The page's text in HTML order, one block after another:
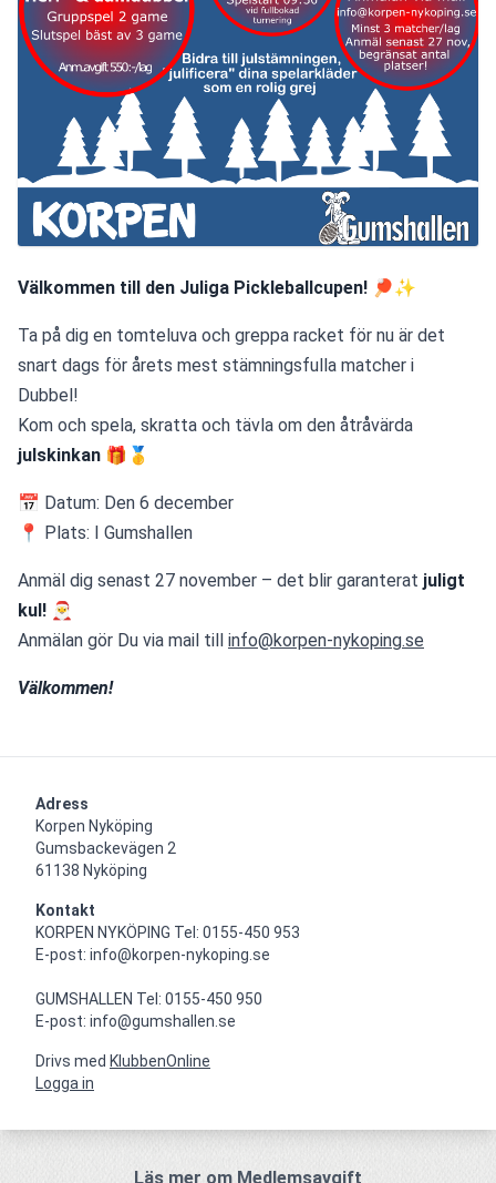
Välkommen till den Juliga Pickleballcupen! 🏓✨
Ta på dig en tomteluva och greppa racket för nu är det
snart dags för årets mest stämningsfulla matcher i
Dubbel!
julskinkan 🎁🥇
📅 Datum: Den 6 december
📍 Plats: I Gumshallen
Anmäl dig senast 27 november – det blir garanterat juligt
kul! 🎅
Anmälan gör Du via mail till info@korpen-nykoping.se
Välkommen!
Adress
Korpen Nyköping
Gumsbackevägen 2
61138 Nyköping
Kontakt
KORPEN NYKÖPING Tel: 0155-450 953
E-post: info@korpen-nykoping.se
GUMSHALLEN Tel: 0155-450 950
E-post: info@gumshallen.se
Drivs med KlubbenOnline
Logga in
Läs mer om Medlemsavgift